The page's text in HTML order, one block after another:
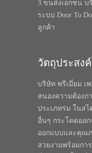
3.ขนส่งเอกชน บ
ระบบ Door To
ลูกค้า
วัตถุประสงค์
บริษัท พรีเมี่ยม เ
สนองความต้องก
ประเภทร่ม ในส
อื่นๆ กระโดดออก
ออกแบบและคุณ
สวยงามพร้อมก